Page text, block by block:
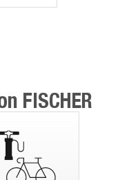
FISCHER